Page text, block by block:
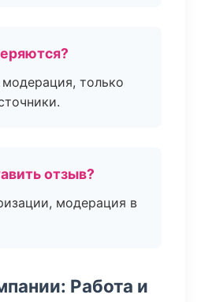
только
отзыв?
модерация в
Работа и